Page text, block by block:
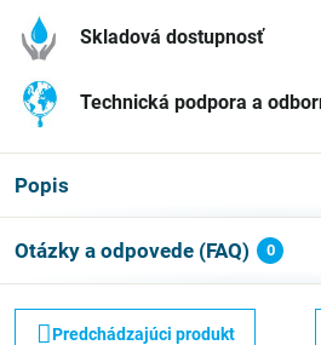
Skladová dostupnosť
Technická podpora a
Popis
Otázky a odpovede (FAQ) 0
Predchádzajúci produkt